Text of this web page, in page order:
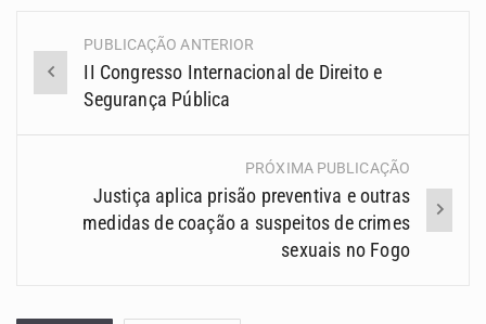
Navegação
(Posts)
PUBLICAÇÃO ANTERIOR
II Congresso Internacional de Direito e
Segurança Pública
PRÓXIMA PUBLICAÇÃO
Justiça aplica prisão preventiva e outras
medidas de coação a suspeitos de crimes
sexuais no Fogo